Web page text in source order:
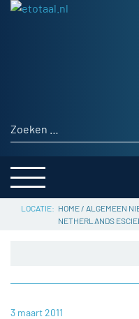
Zoeken naar:
LEVERANCIERSGIDS
SERVICE
HOME/ ALGEMEEN
NETHERLANDS
3 maart 2011